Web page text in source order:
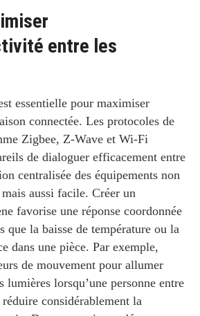
entre les
essentielle pour maximiser
connectée. Les protocoles de
Zigbee, Z-Wave et Wi-Fi
de dialoguer efficacement entre
centralisée des équipements non
aussi facile. Créer un
favorise une réponse coordonnée
que la baisse de température ou la
dans une pièce. Par exemple,
de mouvement pour allumer
lumières lorsqu’une personne entre
considérablement la